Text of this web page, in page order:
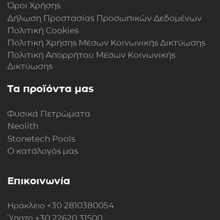
Όροι Χρήσης
Δήλωση Προστασίας Προσωπικών Δεδομένων
Πολιτική Cookies
Πολιτική Xρήσης Mέσων Kοινωνικής Δικτύωσης
Πολιτική Απορρήτου Μέσων Κοινωνικής
Δικτύωσης
Τα προϊόντα μας
Φυσικά Πετρώματα
Neolith
Stonetech Pools
Ο κατάλογός μας
Επικοινωνία
Ηράκλειο +30 2810380054
Ύπατο +30 22620 31500